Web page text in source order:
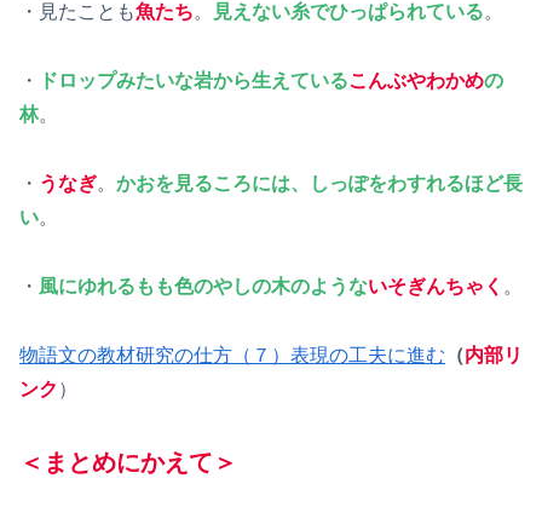
・見たことも魚たち。 見えない糸でひっぱられている。
・ ドロップみたいな岩から生えているこんぶやわかめの
林。
・ うなぎ。 かおを見るころには、しっぽをわすれるほど長
い。
・ 風にゆれるもも色のやしの木のようないそぎんちゃく 。
物語文の教材研究の仕方（７）表現の工夫に進む （内部リ
ンク ）
＜まとめにかえて＞